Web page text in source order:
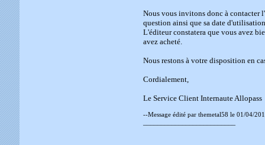
Nous vous invitons donc à contacter
question ainsi que sa date
L'éditeur constatera que vous avez
avez acheté.
Nous restons à votre disposition en
Cordialement,
Le Service Client Internaute Allopass
--Message édité par themetal58 le 01/04/